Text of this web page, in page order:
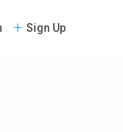
Sign Up